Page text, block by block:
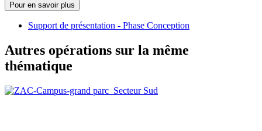
Pour en savoir plus
Support de présentation - Phase Conception
Autres opérations sur la même
thématique